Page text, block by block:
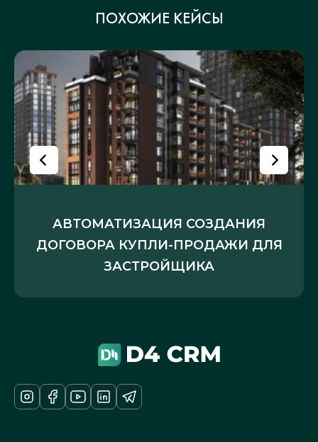
ПОХОЖИЕ КЕЙСЫ
АВТОМАТИЗАЦИЯ СОЗДАНИЯ
ДОГОВОРА КУПЛИ-ПРОДАЖИ ДЛЯ
ЗАСТРОЙЩИКА